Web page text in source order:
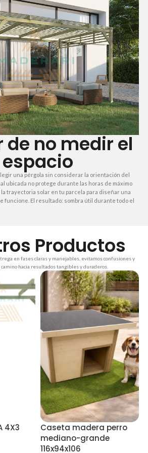
de no medir el
espacio
una pérgola sin considerar la orientación del
ubicada no protege durante las horas de máximo
la trayectoria solar en tu parcela para diseñar una
funcione. El resultado: sombra útil durante todo el
Productos
en fases claras y manejables, evitamos confusiones y
hacia resultados tangibles y duraderos.
4X3
Caseta madera perro
mediano-grande
116x94x106